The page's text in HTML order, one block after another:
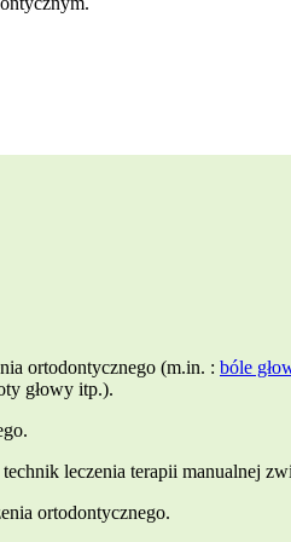
ortodontycznego (m.in. : bóle
głowy itp.).
leczenia terapii manualnej
ortodontycznego.